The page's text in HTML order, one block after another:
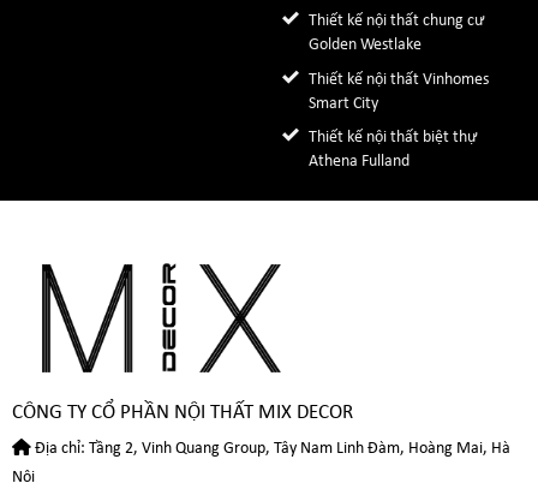
Thiết kế nội thất chung cư
Golden Westlake
Thiết kế nội thất Vinhomes
Smart City
Thiết kế nội thất biệt thự
Athena Fulland
CÔNG TY CỔ PHẦN NỘI THẤT MIX DECOR
Địa chỉ: Tầng 2, Vinh Quang Group, Tây Nam Linh Đàm, Hoàng Mai, Hà
Nội